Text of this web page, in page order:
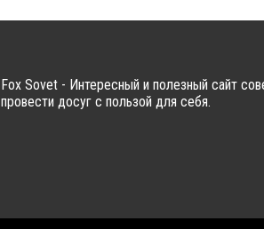
Fox Sovet - Интересный и полезный сайт
провести досуг с пользой для себя.